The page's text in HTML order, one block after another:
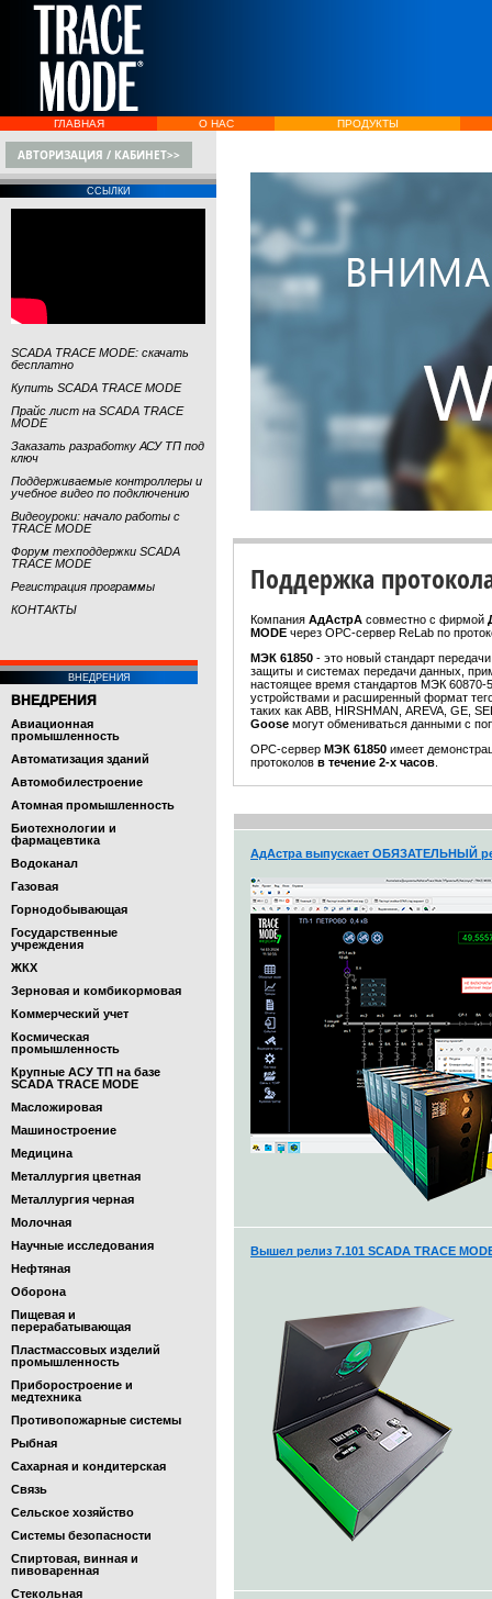
ГЛАВНАЯ О НАС ПРОДУКТЫ
АВТОРИЗАЦИЯ / КАБИНЕТ>>
ССЫЛКИ
SCADA TRACE MODE: скачать
бесплатно
Купить SCADA TRACE MODE
Прайс лист на SCADA TRACE
MODE
Заказать разработку АСУ ТП под
ключ
Поддерживаемые контроллеры и
учебное видео по подключению
Видеоуроки: начало работы с
TRACE MODE
Форум техподдержки SCADA
TRACE MODE
Регистрация программы
КОНТАКТЫ
ВНЕДРЕНИЯ
ВНЕДРЕНИЯ
Авиационная
промышленность
Автоматизация зданий
Автомобилестроение
Атомная промышленность
Биотехнологии и
фармацевтика
Водоканал
Газовая
Горнодобывающая
Государственные
учреждения
ЖКХ
Зерновая и комбикормовая
Коммерческий учет
Космическая
промышленность
Крупные АСУ ТП на базе
SCADA TRACE MODE
Масложировая
Машиностроение
Медицина
Металлургия цветная
Металлургия черная
Молочная
Научные исследования
Нефтяная
Оборона
Пищевая и
перерабатывающая
Пластмассовых изделий
промышленность
Приборостроение и
медтехника
Противопожарные системы
Рыбная
Сахарная и кондитерская
Связь
Сельское хозяйство
Системы безопасности
Спиртовая, винная и
пивоваренная
Стекольная
Поддержка протокола
Компания АдАстрА совместно с фирмой
MODE через OPC-сервер ReLab по
МЭК 61850 - это новый стандарт
защиты и системах передачи данных,
настоящее время стандартов МЭК
устройствами и расширенный формат
таких как ABB, HIRSHMAN, AREVA, GE,
Goose могут обмениваться данными с
OPC-сервер МЭК 61850 имеет
протоколов в течение 2-х часов
АдАстра выпускает ОБЯЗАТЕЛЬНЫЙ
Вышел релиз 7.101 SCADA TRACE